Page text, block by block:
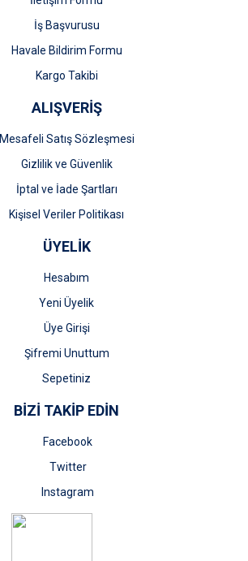
Gönder
İş Başvurusu
Havale Bildirim Formu
Kargo Takibi
ALIŞVERİŞ
Mesafeli Satış Sözleşmesi
Gizlilik ve Güvenlik
İptal ve İade Şartları
Kişisel Veriler Politikası
ÜYELİK
Hesabım
Yeni Üyelik
Üye Girişi
Şifremi Unuttum
Sepetiniz
BİZİ TAKİP EDİN
Facebook
Twitter
Instagram